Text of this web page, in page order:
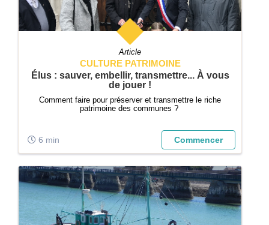
Article
CULTURE PATRIMOINE
Élus : sauver, embellir, transmettre... À vous
de jouer !
Comment faire pour préserver et transmettre le riche
patrimoine des communes ?
6 min Commencer